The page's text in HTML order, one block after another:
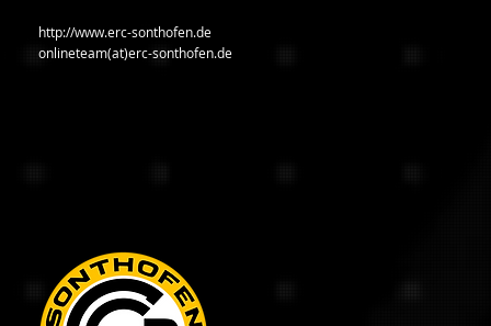
http://www.erc-sonthofen.de
onlineteam(at)erc-sonthofen.de